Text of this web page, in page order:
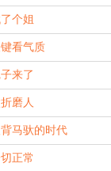
个姐
看气质
来了
磨人
马驮的时代
正常